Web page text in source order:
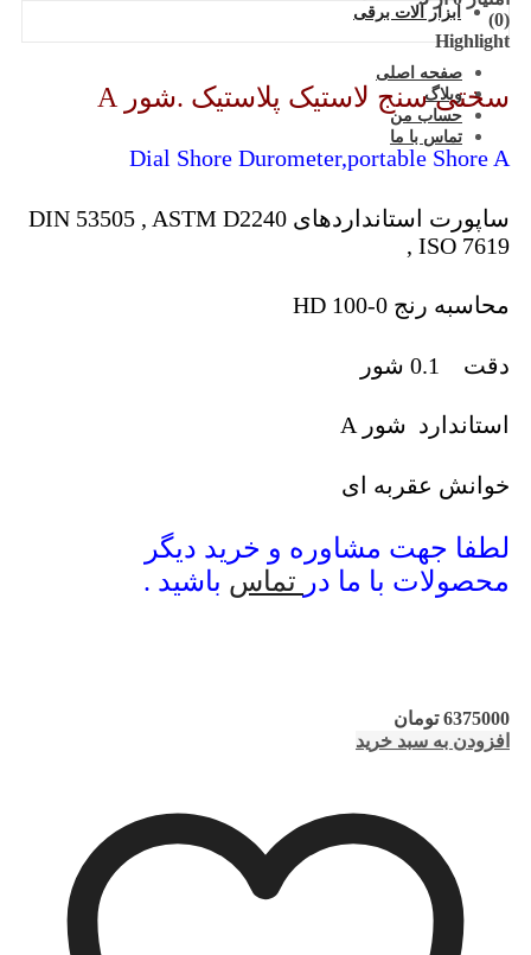
ابزار آلات برقی
صفحه اصلی
وبلاگ
حساب من
تماس با ما
(0)
Highlight
سختی سنج لاستیک پلاستیک .شور A
Dial Shore Durometer,portable Shore A
ساپورت استانداردهای DIN 53505 , ASTM D2240
, ISO 7619
محاسبه رنج 0-100 HD
دقت 0.1 شور
استاندارد شور A
خوانش عقربه ای
لطفا جهت مشاوره و خرید دیگر
محصولات با ما در تماس باشید .
6375000 تومان
افزودن به سبد خرید